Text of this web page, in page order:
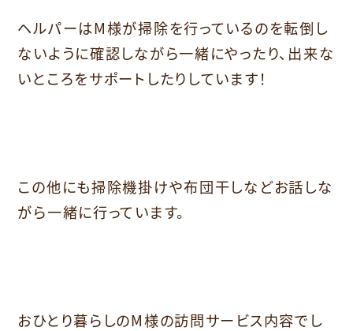
ヘルパーはM様が掃除を行っているのを転倒し
ないように確認しながら一緒にやったり、出来な
いところをサポートしたりしています！
この他にも掃除機掛けや布団干しなどお話しな
がら一緒に行っています。
おひとり暮らしのM様の訪問サービス内容でし